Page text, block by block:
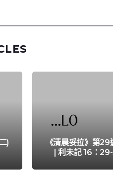
)
《清晨妥拉》第29
| 利未記 16：